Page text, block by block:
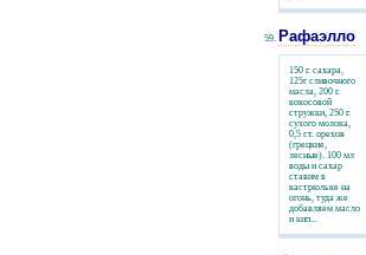
Рафаэлло
150 г. сахара,
125г сливочного
масла, 200 г.
кокосовой
стружки, 250 г.
сухого молока,
0,5 ст. орехов
(грецкие,
лесные). 100 мл
воды и сахар
ставим в
кастрюльке на
огонь, туда же
добавляем масло
и кип...